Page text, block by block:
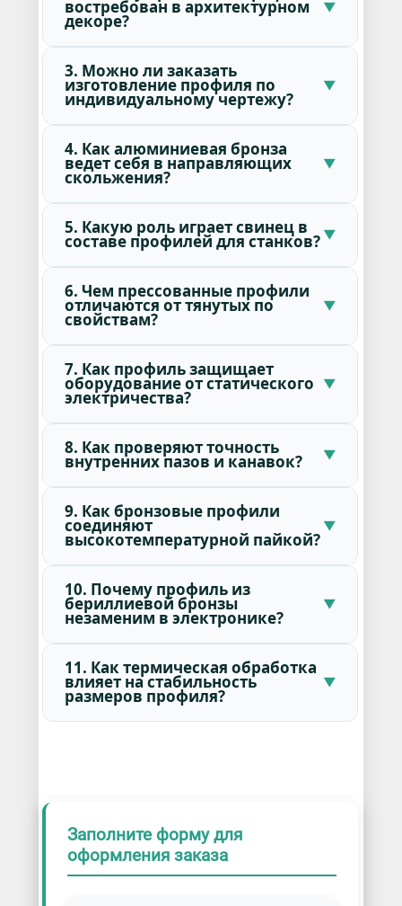
востребован в архитектурном
декоре?
3. Можно ли заказать
изготовление профиля по
индивидуальному чертежу?
4. Как алюминиевая бронза
ведет себя в направляющих
скольжения?
5. Какую роль играет свинец в
составе профилей для станков?
6. Чем прессованные профили
отличаются от тянутых по
свойствам?
7. Как профиль защищает
оборудование от статического
электричества?
8. Как проверяют точность
внутренних пазов и канавок?
9. Как бронзовые профили
соединяют
высокотемпературной пайкой?
10. Почему профиль из
бериллиевой бронзы
незаменим в электронике?
11. Как термическая обработка
влияет на стабильность
размеров профиля?
Заполните форму для
оформления заказа